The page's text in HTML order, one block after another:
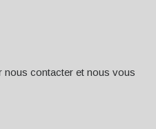
nous contacter et nous vous